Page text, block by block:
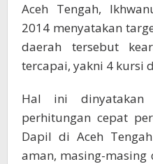
Aceh Tengah,
2014 menyatakan
daerah tersebut
tercapai, yakni 4 kursi
Hal ini dinyatakan
perhitungan cepat
Dapil di Aceh
aman, masing-